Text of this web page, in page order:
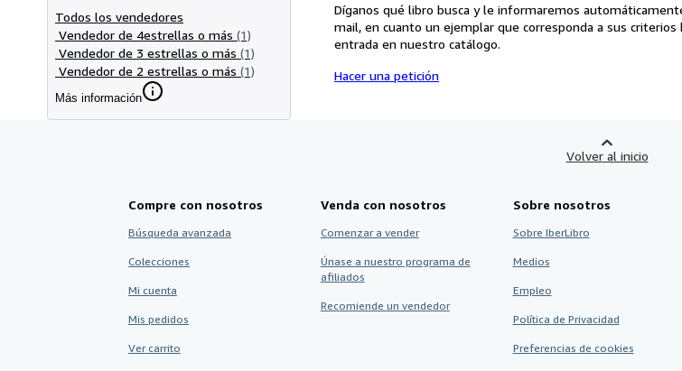
Todos los vendedores
Vendedor de 4estrellas o más (1)
Vendedor de 3 estrellas o más (1)
Vendedor de 2 estrellas o más (1)
Más información
Díganos qué libro busca y le informaremos
mail, en cuanto un ejemplar que corresponda a sus criterios
entrada en nuestro catálogo.
Hacer una petición
Volver al inicio
Compre con nosotros
Búsqueda avanzada
Colecciones
Mi cuenta
Mis pedidos
Ver carrito
Venda con nosotros
Comenzar a vender
Únase a nuestro programa de
afiliados
Recomiende un vendedor
Sobre nosotros
Sobre IberLibro
Medios
Empleo
Política de Privacidad
Preferencias de cookies